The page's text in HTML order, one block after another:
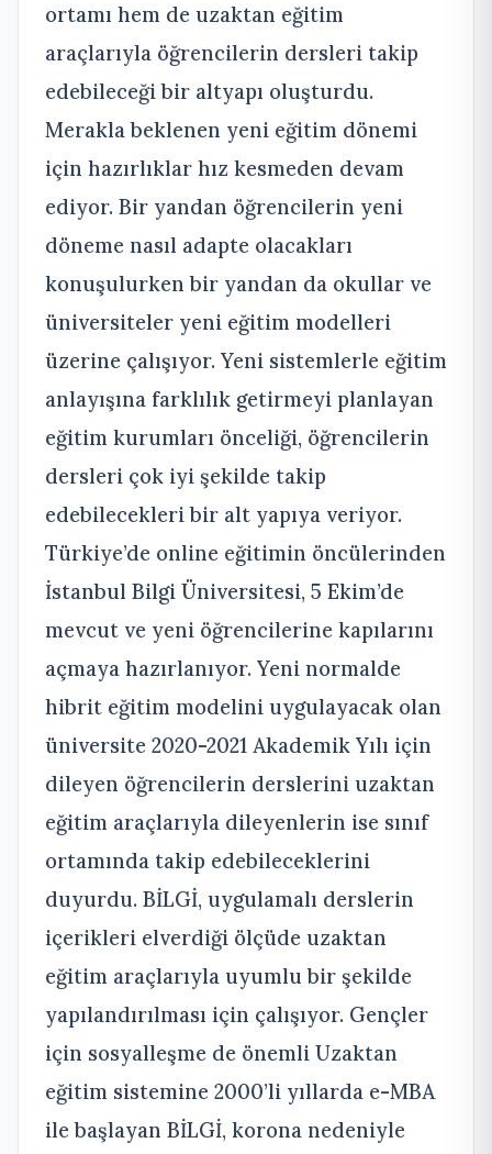
ortamı hem de uzaktan eğitim
araçlarıyla öğrencilerin dersleri takip
edebileceği bir altyapı oluşturdu.
Merakla beklenen yeni eğitim dönemi
için hazırlıklar hız kesmeden devam
ediyor. Bir yandan öğrencilerin yeni
döneme nasıl adapte olacakları
konuşulurken bir yandan da okullar ve
üniversiteler yeni eğitim modelleri
üzerine çalışıyor. Yeni sistemlerle eğitim
anlayışına farklılık getirmeyi planlayan
eğitim kurumları önceliği, öğrencilerin
dersleri çok iyi şekilde takip
edebilecekleri bir alt yapıya veriyor.
Türkiye’de online eğitimin öncülerinden
İstanbul Bilgi Üniversitesi, 5 Ekim’de
mevcut ve yeni öğrencilerine kapılarını
açmaya hazırlanıyor. Yeni normalde
hibrit eğitim modelini uygulayacak olan
üniversite 2020-2021 Akademik Yılı için
dileyen öğrencilerin derslerini uzaktan
eğitim araçlarıyla dileyenlerin ise sınıf
ortamında takip edebileceklerini
duyurdu. BİLGİ, uygulamalı derslerin
içerikleri elverdiği ölçüde uzaktan
eğitim araçlarıyla uyumlu bir şekilde
yapılandırılması için çalışıyor. Gençler
için sosyalleşme de önemli Uzaktan
eğitim sistemine 2000’li yıllarda e-MBA
ile başlayan BİLGİ, korona nedeniyle